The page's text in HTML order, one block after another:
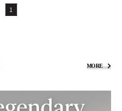
1
MORE